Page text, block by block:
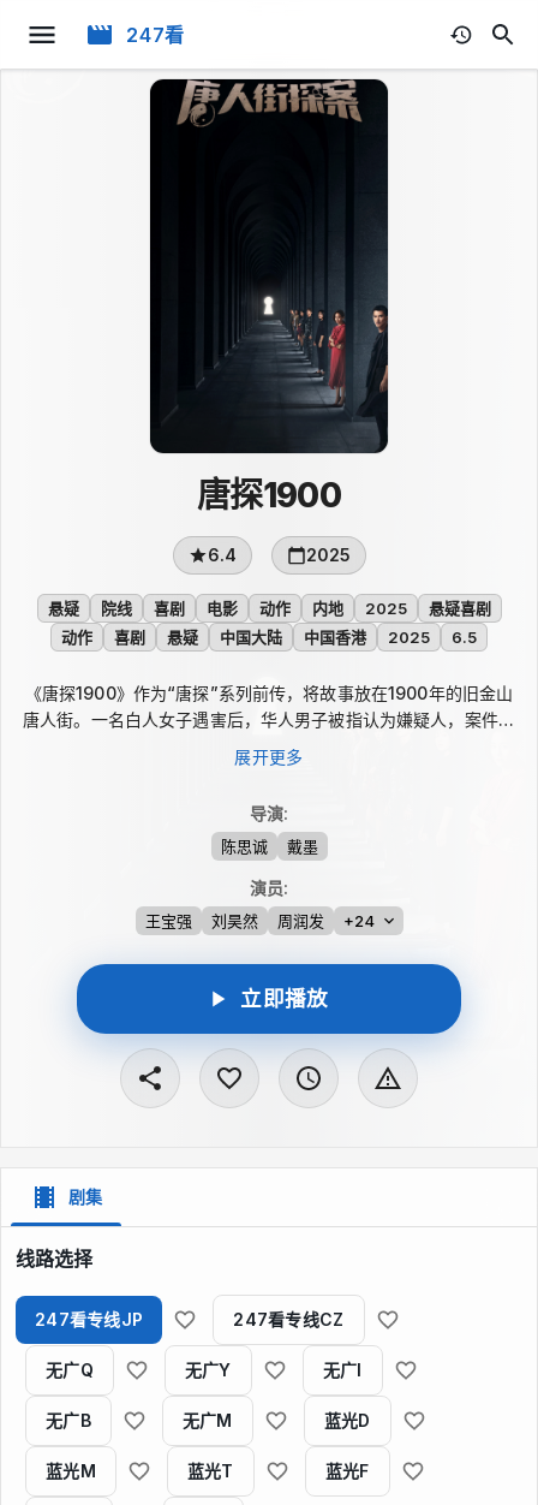
247看
唐探1900
6.4 2025
悬疑 院线 喜剧 电影 动作 内地 2025
悬疑喜剧
动作
喜剧 悬疑 中国大陆 中国香港 2025 6.5
《唐探1900》作为“唐探”系列前传，将故事放在1900年的旧金山
唐人街。一名白人女子遇害后，华人男子被指认为嫌疑人，案件迅
速引发舆论风暴，取缔唐人街的呼声随之高涨。中医秦福与华人阿
鬼被卷入漩涡，只能在有限时间里追查真相，在危机与周旋中寻找
展开更多
导演:
陈思诚 戴墨
演员:
王宝强 刘昊然 周润发 +24
立即播放
剧集
线路选择
247看专线JP 247看专线CZ
无广Q 无广Y 无广I
无广B 无广M 蓝光D
蓝光M 蓝光T 蓝光F